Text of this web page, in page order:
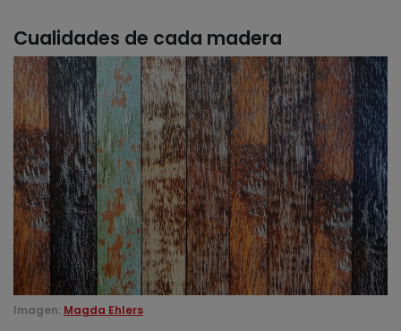
Cualidades de cada madera
Imagen: Magda Ehlers